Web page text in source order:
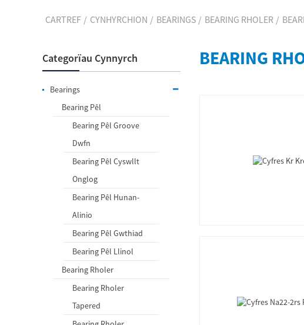
CARTREF CYNHYRCHION BEARINGS BEARING RHOLER
Categorïau Cynnyrch
Bearings
Bearing Pêl
Bearing Pêl Groove
Dwfn
Bearing Pêl Cyswllt
Onglog
Bearing Pêl Hunan-
Alinio
Bearing Pêl Gwthiad
Bearing Pêl Llinol
Bearing Rholer
Bearing Rholer
Tapered
BEARING